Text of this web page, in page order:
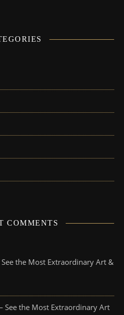
COMMENTS
the Most Extraordinary Art &
See the Most Extraordinary Art